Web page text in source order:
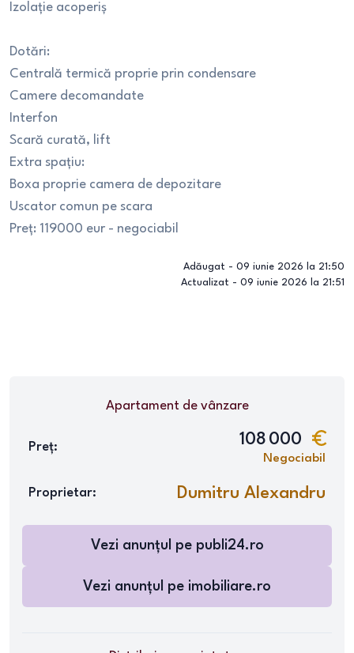
Izolație acoperiș
Dotări:
Centrală termică proprie prin condensare
Camere decomandate
Interfon
Scară curată, lift
Extra spațiu:
Boxa proprie camera de depozitare
Uscator comun pe scara
Preț: 119000 eur - negociabil
Adăugat - 09 iunie 2026 la 21:50
Actualizat - 09 iunie 2026 la 21:51
Apartamentde vânzare
Preț: 108 000
Negociabil
Proprietar: Dumitru Alexandru
Vezi anunțul pe publi24.ro
Vezi anunțul pe imobiliare.ro